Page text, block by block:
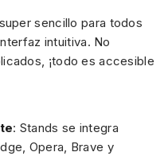
sencillo para todos
intuitiva. No
¡todo es accesible
: Stands se integra
Opera, Brave y